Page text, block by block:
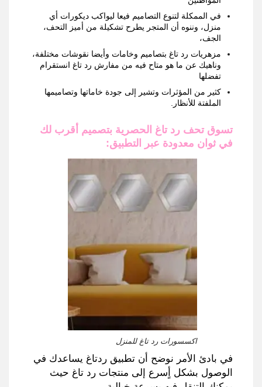
في الممكلة لتنوع التصاميم فيعا ليواكب ديكورات أي
منزل، وننوه أن المتجر يطرح تشكيلة من أميز التحف،
الجف،
مزهريات رد تاغ بتصاميم وخامات وأيضا نقوشات مختلفة،
وناهيك عن ما هو متاح فيه من مفارش رد تاغ انستقرام
تفضلها
كثير من المؤثرات وتشير إلى جودة خاماتها وتصاميمها
الملفتة للأنظار.
تسوق تحف رد تاغ الحصرية بتصميم أقرب لك
في ثوان معدودة عبر التطبيق:
اكسسورات رد تاغ للمنزل
في بادئ الأمر نوضح أن تطبيق ردتاغ يساعدك في
الوصول بشكل أٍسرع إلى منتجات رد تاغ حيث